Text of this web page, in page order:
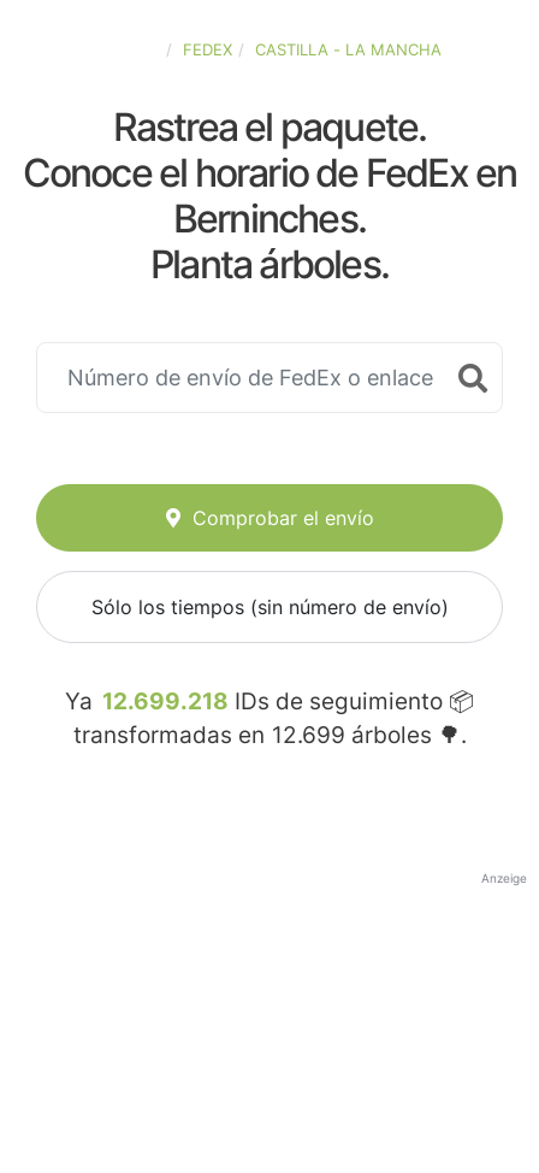
FEDEX CASTILLA - LA MANCHA
Rastrea el paquete.
Conoce el horario de FedEx en
Berninches.
Planta árboles.
Comprobar el envío
Sólo los tiempos (sin número de envío)
Ya 12.699.218 IDs de seguimiento 📦
transformadas en 12.699 árboles 🌳.
Anzeige